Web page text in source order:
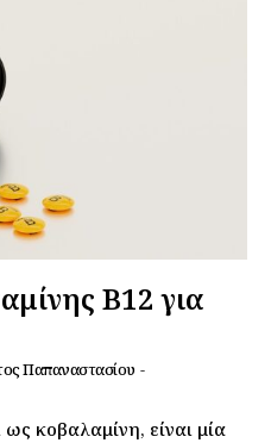
Β12 για
Παπαναστασίου -
κοβαλαμίνη, είναι μία